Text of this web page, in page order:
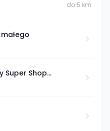
do 5 km
Super Shop